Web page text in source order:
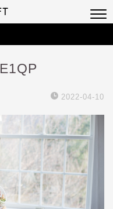
2022-04-10